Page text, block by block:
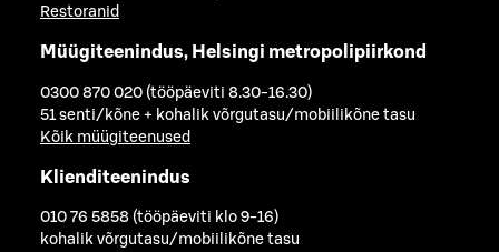
Restoranid
Müügiteenindus, Helsingi metropolipiirkond
0300 870 020 (tööpäeviti 8.30-16.30)
51 senti/kõne + kohalik võrgutasu/mobiilikõne tasu
Kõik müügiteenused
Klienditeenindus
010 76 5858 (tööpäeviti klo 9-16)
kohalik võrgutasu/mobiilikõne tasu